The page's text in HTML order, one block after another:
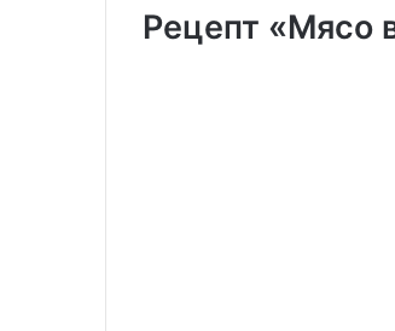
Рецепт «Мясо